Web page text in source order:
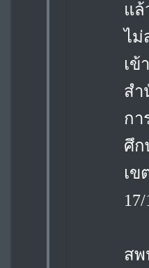
แ
ไม่
เข้
สำ
กา
ศึ
เ
ส